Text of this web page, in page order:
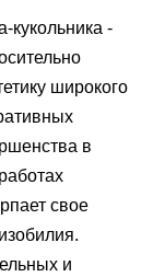
кукольника -
широкого
в
свое
и